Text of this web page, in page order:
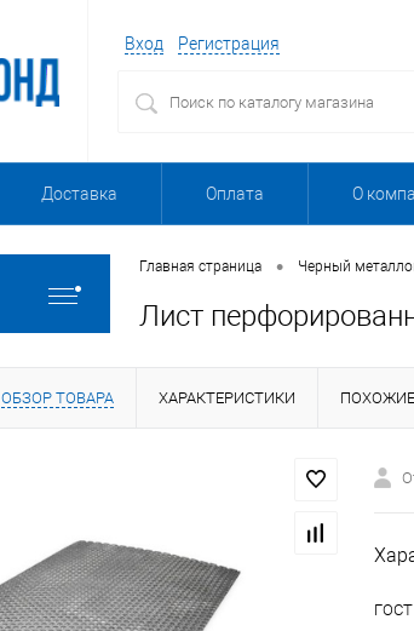
Вход Регистрация
Доставка Оплата О
Главная страница • Черный
Лист
ОБЗОР ТОВАРА ХАРАКТЕРИСТИКИ
ГОСТ